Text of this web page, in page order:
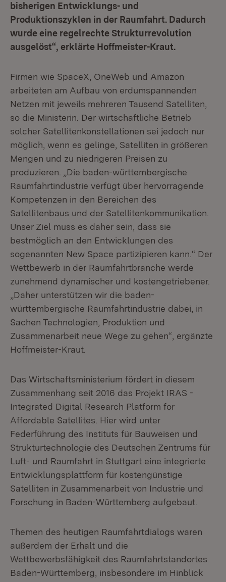
bisherigen Entwicklungs- und
Produktionszyklen in der Raumfahrt. Dadurch
wurde eine regelrechte Strukturrevolution
ausgelöst“, erklärte Hoffmeister-Kraut.
Firmen wie SpaceX, OneWeb und Amazon
arbeiteten am Aufbau von erdumspannenden
Netzen mit jeweils mehreren Tausend Satelliten,
so die Ministerin. Der wirtschaftliche Betrieb
solcher Satellitenkonstellationen sei jedoch nur
möglich, wenn es gelinge, Satelliten in größeren
Mengen und zu niedrigeren Preisen zu
produzieren. „Die baden-württembergische
Raumfahrtindustrie verfügt über hervorragende
Kompetenzen in den Bereichen des
Satellitenbaus und der Satellitenkommunikation.
Unser Ziel muss es daher sein, dass sie
bestmöglich an den Entwicklungen des
sogenannten New Space partizipieren kann.“ Der
Wettbewerb in der Raumfahrtbranche werde
zunehmend dynamischer und kostengetriebener.
„Daher unterstützen wir die baden-
württembergische Raumfahrtindustrie dabei, in
Sachen Technologien, Produktion und
Zusammenarbeit neue Wege zu gehen“, ergänzte
Hoffmeister-Kraut.
Das Wirtschaftsministerium fördert in diesem
Zusammenhang seit 2016 das Projekt IRAS -
Integrated Digital Research Platform for
Affordable Satellites. Hier wird unter
Federführung des Instituts für Bauweisen und
Strukturtechnologie des Deutschen Zentrums für
Luft- und Raumfahrt in Stuttgart eine integrierte
Entwicklungsplattform für kostengünstige
Satelliten in Zusammenarbeit von Industrie und
Forschung in Baden-Württemberg aufgebaut.
Themen des heutigen Raumfahrtdialogs waren
außerdem der Erhalt und die
Wettbewerbsfähigkeit des Raumfahrtstandortes
Baden-Württemberg, insbesondere im Hinblick